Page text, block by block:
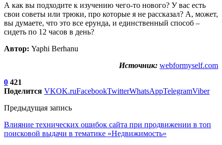
А как вы подходите к изучению чего-то нового? У вас есть
свои советы или трюки, про которые я не рассказал? А, может,
вы думаете, что это все ерунда, и единственный способ –
сидеть по 12 часов в день?
Автор: Yaphi Berhanu
Источник: webformyself.com
0 421
Поделится VKOK.ruFacebookTwitterWhatsAppTelegramViber
Предыдущая запись
Влияние технических ошибок сайта при продвижении в топ
поисковой выдачи в тематике «Недвижимость»